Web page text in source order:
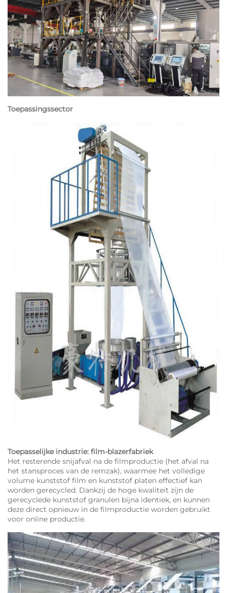
Toepassingssector
Toepasselijke industrie: film-blazerfabriek
Het resterende snijafval na de filmproductie (het afval na
het stansproces van de remzak), waarmee het volledige
volume kunststof film en kunststof platen effectief kan
worden gerecycled. Dankzij de hoge kwaliteit zijn de
gerecyclede kunststof granulen bijna identiek, en kunnen
deze direct opnieuw in de filmproductie worden gebruikt
voor online productie.